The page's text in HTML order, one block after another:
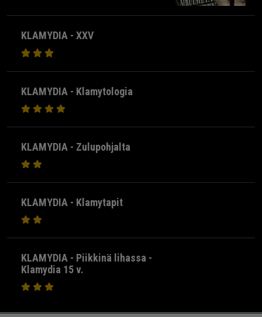
KLAMYDIA - XXV
KLAMYDIA - Klamytologia
KLAMYDIA - Zulupohjalta
KLAMYDIA - Klamytapit
KLAMYDIA - Piikkinä lihassa -
Klamydia 15 v.